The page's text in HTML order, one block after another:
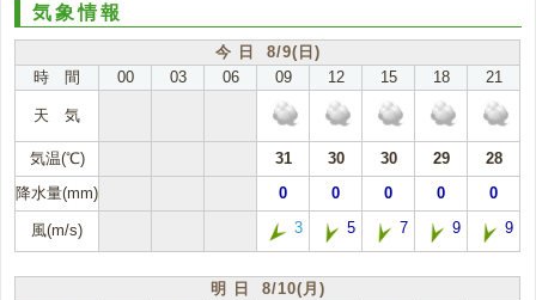
気象情報
今 日 8/9(日)
時 間
00 03 06 09 12 15 18 21
天 気
気温(℃) 31 30 30 29
28
降水量(mm)
0 0 0 0 0
風(m/s) 3 5 7 9 9
明 日 8/10(月)